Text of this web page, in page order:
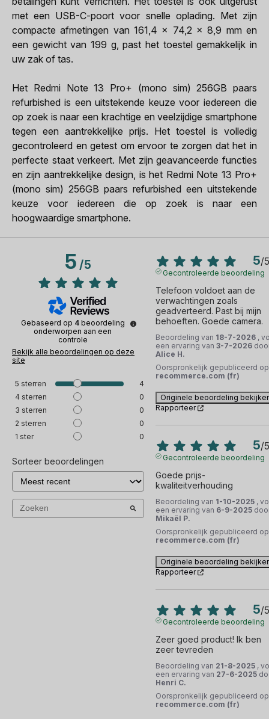
met een USB-C-poort voor snelle oplading. Met zijn
compacte afmetingen van 161,4 x 74,2 x 8,9 mm en
een gewicht van 199 g, past het toestel gemakkelijk in
uw zak of tas.
Het Redmi Note 13 Pro+ (mono sim) 256GB paars
refurbished is een uitstekende keuze voor iedereen die
op zoek is naar een krachtige en veelzijdige smartphone
tegen een aantrekkelijke prijs. Het toestel is volledig
gecontroleerd en getest om ervoor te zorgen dat het in
perfecte staat verkeert. Met zijn geavanceerde functies
en zijn aantrekkelijke design, is het Redmi Note 13 Pro+
(mono sim) 256GB paars refurbished een uitstekende
keuze voor iedereen die op zoek is naar een
hoogwaardige smartphone.
5/5
Gebaseerd op 4 beoordeling
onderworpen aan een
controle
Bekijk alle beoordelingen op deze
site
5 sterren
4
4 sterren
0
3 sterren
0
2 sterren
0
1 ster 0
Sorteer beoordelingen
5/5
Gecontroleerde beoordeling
Telefoon voldoet aan de
verwachtingen zoals
geadverteerd. Past bij mijn
behoeften. Goede camera.
Beoordeling van 18-7-2026 ,
een ervaring van 3-7-2026
Alice H.
Oorspronkelijk gepubliceerd op
recommerce.com (fr)
Originele beoordeling
Rapporteer
5/5
Gecontroleerde beoordeling
Goede prijs-
kwaliteitverhouding
Beoordeling van 1-10-2025 ,
een ervaring van 6-9-2025
Mikaël P.
Oorspronkelijk gepubliceerd op
recommerce.com (fr)
Originele beoordeling
Rapporteer
5/5
Gecontroleerde beoordeling
Zeer goed product! Ik ben
zeer tevreden
Beoordeling van 21-8-2025 ,
een ervaring van 27-6-2025
Henri C.
Oorspronkelijk gepubliceerd op
recommerce.com (fr)